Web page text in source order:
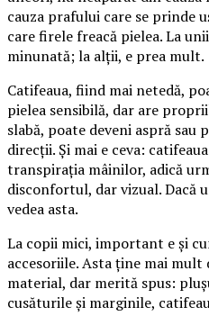
cauza prafului care se prinde
care firele freacă pielea. La
minunată; la alții, e prea mult.
Catifeaua, fiind mai netedă,
pielea sensibilă, dar are
slabă, poate deveni aspră sau
direcții. Și mai e ceva:
transpirația mâinilor, adică
disconfortul, dar vizual. Dacă
vedea asta.
La copii mici, important e și
accesoriile. Asta ține mai
material, dar merită spus:
cusăturile și marginile,